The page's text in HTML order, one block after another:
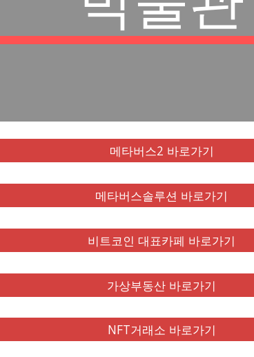
메타버스2 바로가기
메타버스솔루션 바로가기
비트코인 대표카페 바로가기
가상부동산 바로가기
NFT거래소 바로가기